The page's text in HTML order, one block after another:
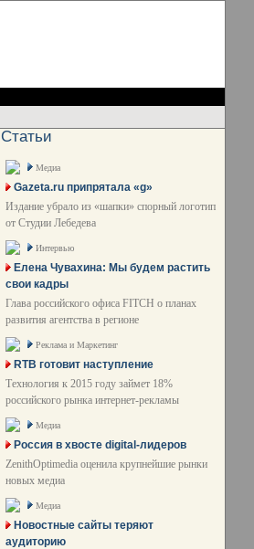
Статьи
Медиа
Gazeta.ru припрятала «g»
Издание убрало из «шапки» спорный логотип
от Студии Лебедева
Интервью
Елена Чувахина: Мы будем растить
свои кадры
Глава российского офиса FITCH о планах
развития агентства в регионе
Реклама и Маркетинг
RTB готовит наступление
Технология к 2015 году займет 18%
российского рынка интернет-рекламы
Медиа
Россия в хвосте digital-лидеров
ZenithOptimedia оценила крупнейшие рынки
новых медиа
Медиа
Новостные сайты теряют
аудиторию